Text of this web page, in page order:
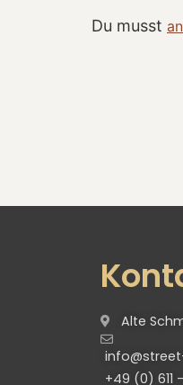
Du musst
Alte
+49 (0) 611